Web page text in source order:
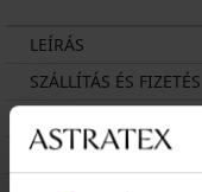
LEÍRÁS
SZÁLLÍTÁS ÉS FIZETÉS
KEZELÉS ÉS MOSÁS